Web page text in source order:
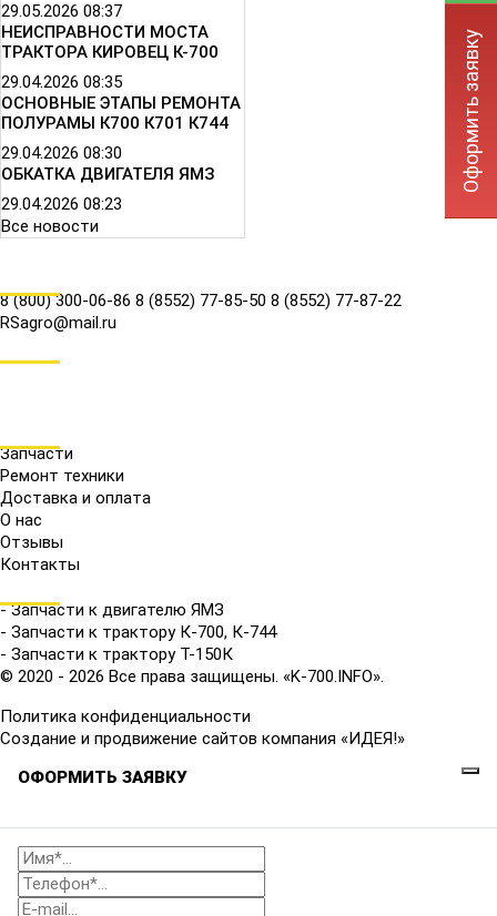
29.05.2026 08:37
НЕИСПРАВНОСТИ МОСТА
ТРАКТОРА КИРОВЕЦ К-700
29.04.2026 08:35
ОСНОВНЫЕ ЭТАПЫ РЕМОНТА
ПОЛУРАМЫ К700 К701 К744
29.04.2026 08:30
ОБКАТКА ДВИГАТЕЛЯ ЯМЗ
29.04.2026 08:23
Все новости
8 (800) 300-06-86 8 (8552) 77-85-50 8 (8552) 77-87-22
RSagro@mail.ru
Запчасти
Ремонт техники
Доставка и оплата
О нас
Отзывы
Контакты
- Запчасти к двигателю ЯМЗ
- Запчасти к трактору К-700, К-744
- Запчасти к трактору Т-150К
© 2020 - 2026 Все права защищены. «K-700.INFO».
Политика конфиденциальности
Создание и продвижение сайтов компания «ИДЕЯ!»
Оформить заявку
ОФОРМИТЬ ЗАЯВКУ